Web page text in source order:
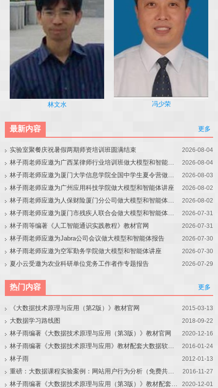
林文水 冯少荣
最新内容 更多
实验室聚餐庆祝暑假两期师资培训班圆满结束 2026-08-04
2026-08-04
2026-08-03
林子雨老师应邀为广州应用科技学院做大模型和智能体讲座 2026-08-02
2026-08-02
2026-07-31
林子雨等编著《人工智能通识实践教程》教材官网 2026-07-31
林子雨老师应邀为Jabra公司会议做大模型和智能体报告 2026-07-30
林子雨老师应邀为空军勤务学院做大模型和智能体讲座 2026-07-30
夏小云受邀为农业科研单位党务工作者作专题报告 2026-07-29
热门内容 更多
《大数据技术原理与应用（第2版）》教材官网 2015-03-13
大数据学习路线图 2018-09-22
林子雨编著《大数据技术原理与应用（第3版）》教材官网 2020-12-16
2016-01-24
林子雨 2012-01-13
2016-11-27
2020-12-01